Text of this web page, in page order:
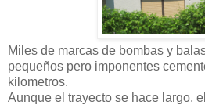
Miles de marcas de bombas y
pequeños pero imponentes
kilometros.
Aunque el trayecto se hace largo,